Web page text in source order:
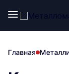
Главная